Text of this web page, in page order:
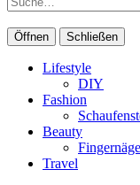
Öffnen Schließen
Lifestyle
DIY
Fashion
Beauty
Travel